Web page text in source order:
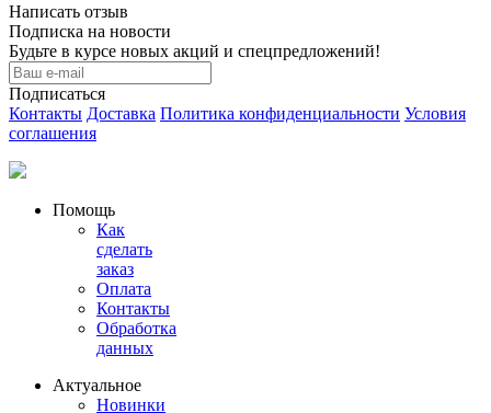
Написать отзыв
Подписка на новости
Будьте в курсе новых акций и спецпредложений!
Подписаться
Контакты Доставка Политика конфиденциальности Условия
соглашения
Помощь
Как
сделать
заказ
Оплата
Контакты
Обработка
данных
Актуальное
Новинки